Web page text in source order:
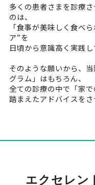
多くの患者さまを診療
のは、
「食事が美味しく食べ
ア”を
日頃から意識高く実践し
そのような願いから、
グラム」はもちろん、
全ての診療の中で「家
踏まえたアドバイスをさ
エクセレン